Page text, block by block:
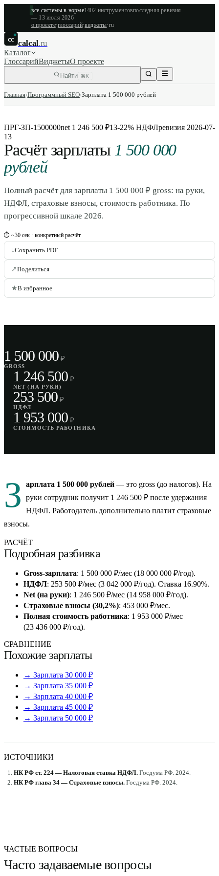
все системы в норме1402 инструментовпоследняя ревизия
— 13 июля 2026
о проекте·глоссарий·виджеты·ru
cc calcal.ru
Каталог
ГлоссарийВиджетыО проекте
Найти ⌘K
Главная›Программный SEO›Зарплата 1 500 000 рублей
ПРГ-ЗП-1500000net 1 246 500 ₽13-22% НДФЛревизия 2026-07-
13
Расчёт зарплаты 1 500 000
рублей
Полный расчёт для зарплаты 1 500 000 ₽ gross: на руки,
НДФЛ, страховые взносы, стоимость работника. По
прогрессивной шкале 2026.
⏱ ~30 сек · конкретный расчёт
↓Сохранить PDF
↗Поделиться
★В избранное
1 500 000 ₽
GROSS
1 246 500 ₽
NET (НА РУКИ)
253 500 ₽
НДФЛ
1 953 000 ₽
СТОИМОСТЬ РАБОТНИКА
З арплата 1 500 000 рублей — это gross (до налогов). На
руки сотрудник получит 1 246 500 ₽ после удержания
НДФЛ. Работодатель дополнительно платит страховые
взносы.
РАСЧЁТ
Подробная разбивка
Gross-зарплата: 1 500 000 ₽/мес (18 000 000 ₽/год).
НДФЛ: 253 500 ₽/мес (3 042 000 ₽/год). Ставка 16.90%.
Net (на руки): 1 246 500 ₽/мес (14 958 000 ₽/год).
Страховые взносы (30,2%): 453 000 ₽/мес.
Полная стоимость работника: 1 953 000 ₽/мес
(23 436 000 ₽/год).
СРАВНЕНИЕ
Похожие зарплаты
→ Зарплата 30 000 ₽
→ Зарплата 35 000 ₽
→ Зарплата 40 000 ₽
→ Зарплата 45 000 ₽
→ Зарплата 50 000 ₽
ИСТОЧНИКИ
НК РФ ст. 224 — Налоговая ставка НДФЛ. Госдума РФ. 2024.
НК РФ глава 34 — Страховые взносы. Госдума РФ. 2024.
ЧАСТЫЕ ВОПРОСЫ
Часто задаваемые вопросы